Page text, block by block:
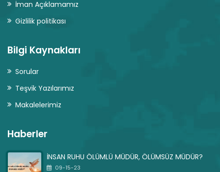
İman Açıklamamız
Gizlilik politikası
Bilgi Kaynakları
Sorular
Teşvik Yazılarımız
Makalelerimiz
Haberler
İNSAN RUHU ÖLÜMLÜ MÜDÜR, ÖLÜMSÜZ MÜDÜR?
09-15-23